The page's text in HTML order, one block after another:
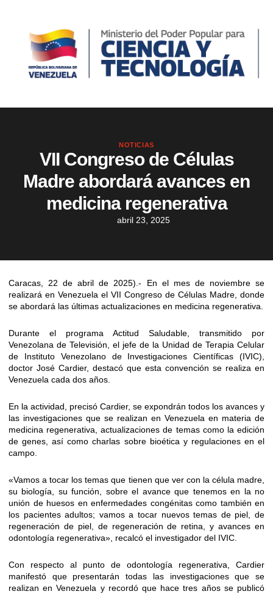
NOTICIAS
VII Congreso de Células
Madre abordará avances en
medicina regenerativa
abril 23, 2025
Caracas, 22 de abril de 2025).- En el mes de noviembre se
realizará en Venezuela el VII Congreso de Células Madre, donde
se abordará las últimas actualizaciones en medicina regenerativa.
Durante el programa Actitud Saludable, transmitido por
Venezolana de Televisión, el jefe de la Unidad de Terapia Celular
de Instituto Venezolano de Investigaciones Científicas (IVIC),
doctor José Cardier, destacó que esta convención se realiza en
Venezuela cada dos años.
En la actividad, precisó Cardier, se expondrán todos los avances y
las investigaciones que se realizan en Venezuela en materia de
medicina regenerativa, actualizaciones de temas como la edición
de genes, así como charlas sobre bioética y regulaciones en el
campo.
«Vamos a tocar los temas que tienen que ver con la célula madre,
su biología, su función, sobre el avance que tenemos en la no
unión de huesos en enfermedades congénitas como también en
los pacientes adultos; vamos a tocar nuevos temas de piel, de
regeneración de piel, de regeneración de retina, y avances en
odontología regenerativa», recalcó el investigador del IVIC.
Con respecto al punto de odontología regenerativa, Cardier
manifestó que presentarán todas las investigaciones que se
realizan en Venezuela y recordó que hace tres años se publicó